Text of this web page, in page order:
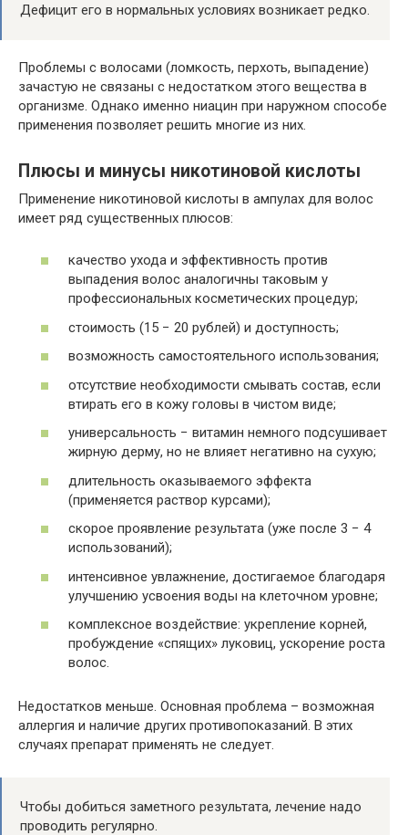
Дефицит его в нормальных условиях возникает редко.
Проблемы с волосами (ломкость, перхоть, выпадение)
зачастую не связаны с недостатком этого вещества в
организме. Однако именно ниацин при наружном способе
применения позволяет решить многие из них.
Плюсы и минусы никотиновой кислоты
Применение никотиновой кислоты в ампулах для волос
имеет ряд существенных плюсов:
качество ухода и эффективность против
выпадения волос аналогичны таковым у
профессиональных косметических процедур;
стоимость (15 − 20 рублей) и доступность;
возможность самостоятельного использования;
отсутствие необходимости смывать состав, если
втирать его в кожу головы в чистом виде;
универсальность − витамин немного подсушивает
жирную дерму, но не влияет негативно на сухую;
длительность оказываемого эффекта
(применяется раствор курсами);
скорое проявление результата (уже после 3 − 4
использований);
интенсивное увлажнение, достигаемое благодаря
улучшению усвоения воды на клеточном уровне;
комплексное воздействие: укрепление корней,
пробуждение «спящих» луковиц, ускорение роста
волос.
Недостатков меньше. Основная проблема – возможная
аллергия и наличие других противопоказаний. В этих
случаях препарат применять не следует.
Чтобы добиться заметного результата, лечение надо
проводить регулярно.